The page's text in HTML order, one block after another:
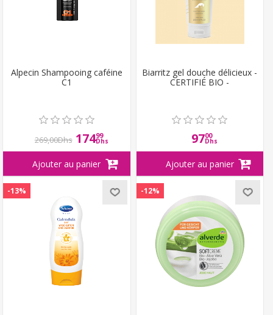
Alpecin Shampooing caféine
C1
269,00Dhs 17499
Dhs
Biarritz gel douche délicieux -
CERTIFIÉ BIO -
9700
Dhs
-13% -12%